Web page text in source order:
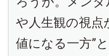
や人生観の視点
値になる一方”